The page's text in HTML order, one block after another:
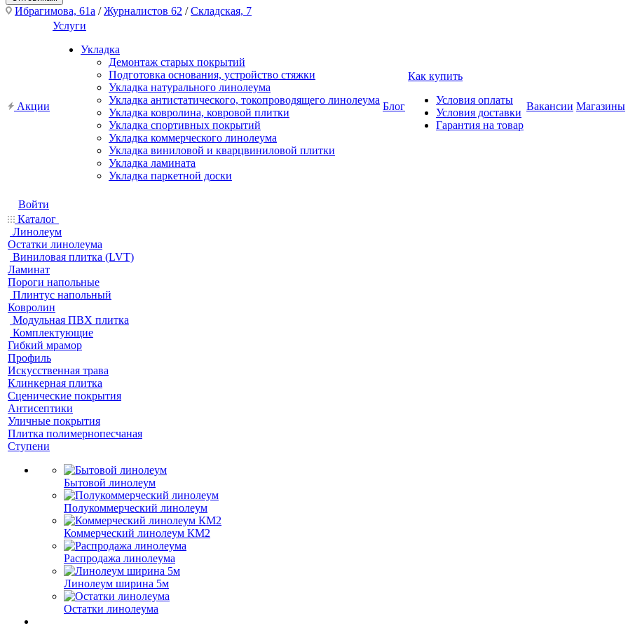
Ибрагимова, 61а /Журналистов 62 /Складская, 7
Акции
Услуги
Укладка
Демонтаж старых покрытий
Подготовка основания, устройство стяжки
Укладка натурального линолеума
Укладка антистатического, токопроводящего линолеума
Укладка ковролина, ковровой плитки
Укладка спортивных покрытий
Укладка коммерческого линолеума
Укладка виниловой и кварцвиниловой плитки
Укладка ламината
Укладка паркетной доски
Блог
Как купить
Условия оплаты
Условия доставки
Гарантия на товар
Вакансии Магазины
Войти
Каталог
Линолеум
Остатки линолеума
Виниловая плитка (LVT)
Ламинат
Пороги напольные
Плинтус напольный
Ковролин
Модульная ПВХ плитка
Комплектующие
Гибкий мрамор
Профиль
Искусственная трава
Клинкерная плитка
Сценические покрытия
Антисептики
Уличные покрытия
Плитка полимернопесчаная
Ступени
Бытовой линолеум
Полукоммерческий линолеум
Коммерческий линолеум КМ2
Распродажа линолеума
Линолеум ширина 5м
Остатки линолеума